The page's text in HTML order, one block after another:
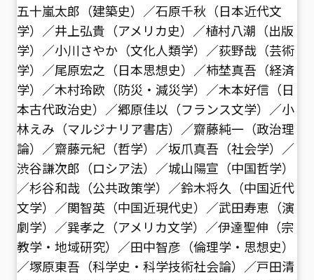
五十嵐太郎（建築史）／石原千秋（日本近代文
学）／井上弘貴（アメリカ史）／植村八潮（出版
学）／小川さやか（文化人類学）／荻野哉（芸術
学）／尾原宏之（日本思想史）／柿埜真吾（経済
学）／木村玲欧（防災・減災学）／木本好信（日
本古代政治史）／郷原佳以（フランス文学）／小
林えみ（マルジナリア書店）／齋藤純一（政治理
論）／齋藤元紀（哲学）／坂爪真吾（社会学）／
渋谷謙次郎（ロシア法）／城山陽宣（中国哲学）
／杉谷和哉（公共政策学）／鈴木将久（中国近代
文学）／関智英（中国近現代史）／武田寿恵（演
劇学）／巽孝之（アメリカ文学）／伊達聖伸（宗
教学・地域研究）／田中智彦（倫理学・思想史）
／塚原東吾（科学史・科学技術社会論）／戸田清